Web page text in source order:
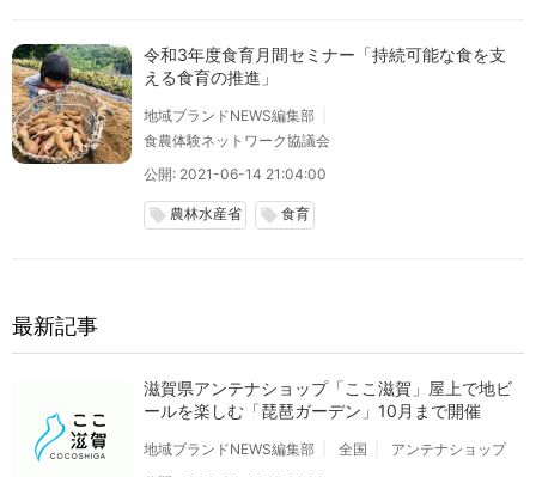
令和3年度食育月間セミナー「持続可能な食を支
える食育の推進」
地域ブランドNEWS編集部
食農体験ネットワーク協議会
公開: 2021-06-14 21:04:00
local_offer 農林水産省 local_offer 食育
最新記事
滋賀県アンテナショップ「ここ滋賀」屋上で地ビ
ールを楽しむ「琵琶ガーデン」10月まで開催
地域ブランドNEWS編集部 全国
アンテナショップ